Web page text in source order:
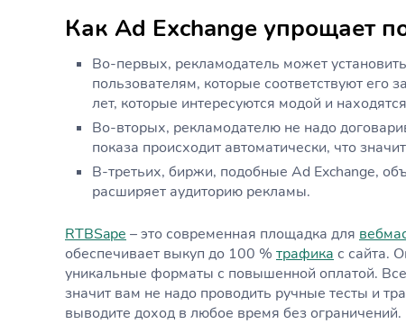
Как Ad Exchange упрощает
Во-первых, рекламодатель может
пользователям, которые соответствуют
лет, которые интересуются модой и
Во-вторых, рекламодателю не надо
показа происходит автоматически, что
В-третьих, биржи, подобные Ad Exchange,
расширяет аудиторию рекламы.
RTBSape – это современная площадка для
обеспечивает выкуп до 100 % трафика с сайта.
уникальные форматы с повышенной оплатой.
значит вам не надо проводить ручные тесты и
выводите доход в любое время без ограничений.